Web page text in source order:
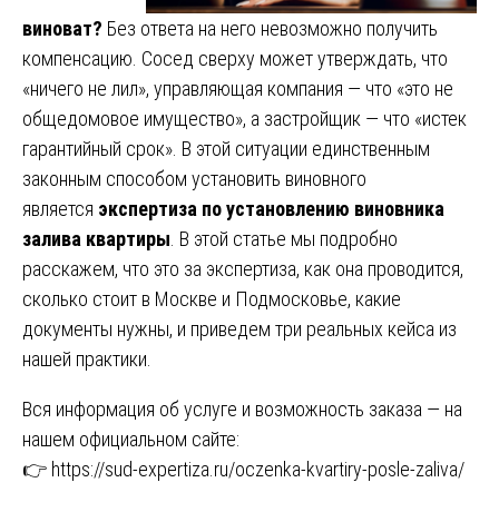
виноват? Без ответа на него невозможно получить
компенсацию. Сосед сверху может утверждать, что
«ничего не лил», управляющая компания — что «это не
общедомовое имущество», а застройщик — что «истек
гарантийный срок». В этой ситуации единственным
законным способом установить виновного
является экспертиза по установлению виновника
залива квартиры . В этой статье мы подробно
расскажем, что это за экспертиза, как она проводится,
сколько стоит в Москве и Подмосковье, какие
документы нужны, и приведем три реальных кейса из
нашей практики.
Вся информация об услуге и возможность заказа — на
нашем официальном сайте:
👉 https://sud-expertiza.ru/oczenka-kvartiry-posle-zaliva/